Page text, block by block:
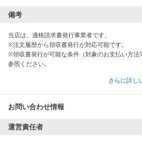
備考
当店は、適格請求書発行事業者です。
※注文履歴から領収書発行が対応可能です。
※領収書発行が可能な条件（対象のお支払い方法
参照ください。
さらに詳し
お問い合わせ情報
運営責任者